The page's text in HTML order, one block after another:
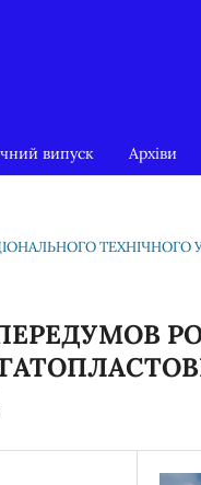
випуск Архіви
ТЕХНІЧНОГО